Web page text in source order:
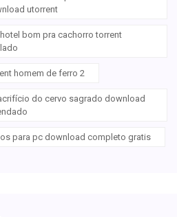
utorrent
bom pra cachorro torrent
homem de ferro 2
do cervo sagrado download
para pc download completo gratis